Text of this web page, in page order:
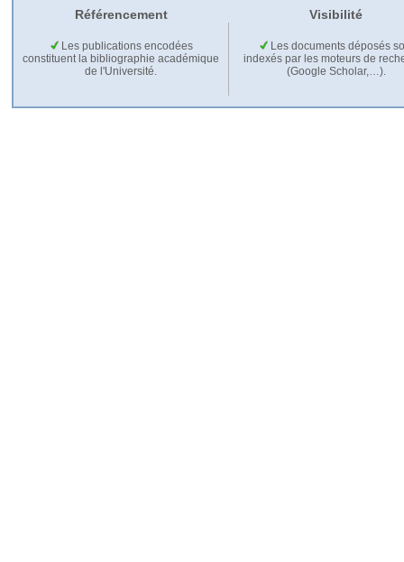
Référencement Visibilité
Les publications encodées
constituent la bibliographie académique
de l'Université.
Les documents déposés
indexés par les moteurs de
(Google Scholar,…).